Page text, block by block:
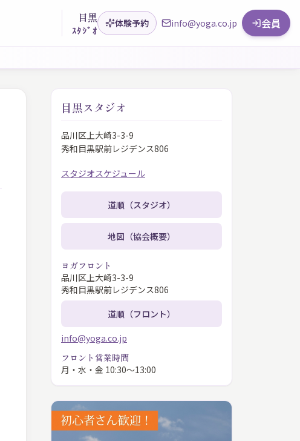
目黒
ｽﾀｼﾞｵ
体験予約 info@yoga.co.jp 会員
目黒スタジオ
品川区上大崎3-3-9
秀和目黒駅前レジデンス806
スタジオスケジュール
道順（スタジオ）
地図（協会概要）
ヨガフロント
品川区上大崎3-3-9
秀和目黒駅前レジデンス806
道順（フロント）
info@yoga.co.jp
フロント営業時間
月・水・金 10:30〜13:00